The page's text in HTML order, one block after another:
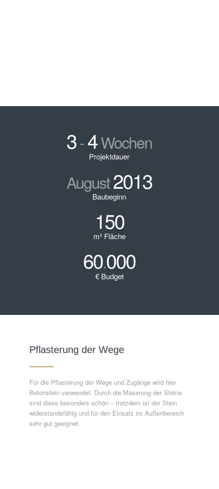
3-4Wochen
Projektdauer
August2013
Baubeginn
150
m² Fläche
60.000
€ Budget
Pflasterung der Wege
Für die Pflasterung der Wege und Zugänge wird hier
Betonstein verwendet. Durch die Maserung der Steine
sind diese besonders schön – trotzdem ist der Stein
widerstandsfähig und für den Einsatz im Außenbereich
sehr gut geeignet.